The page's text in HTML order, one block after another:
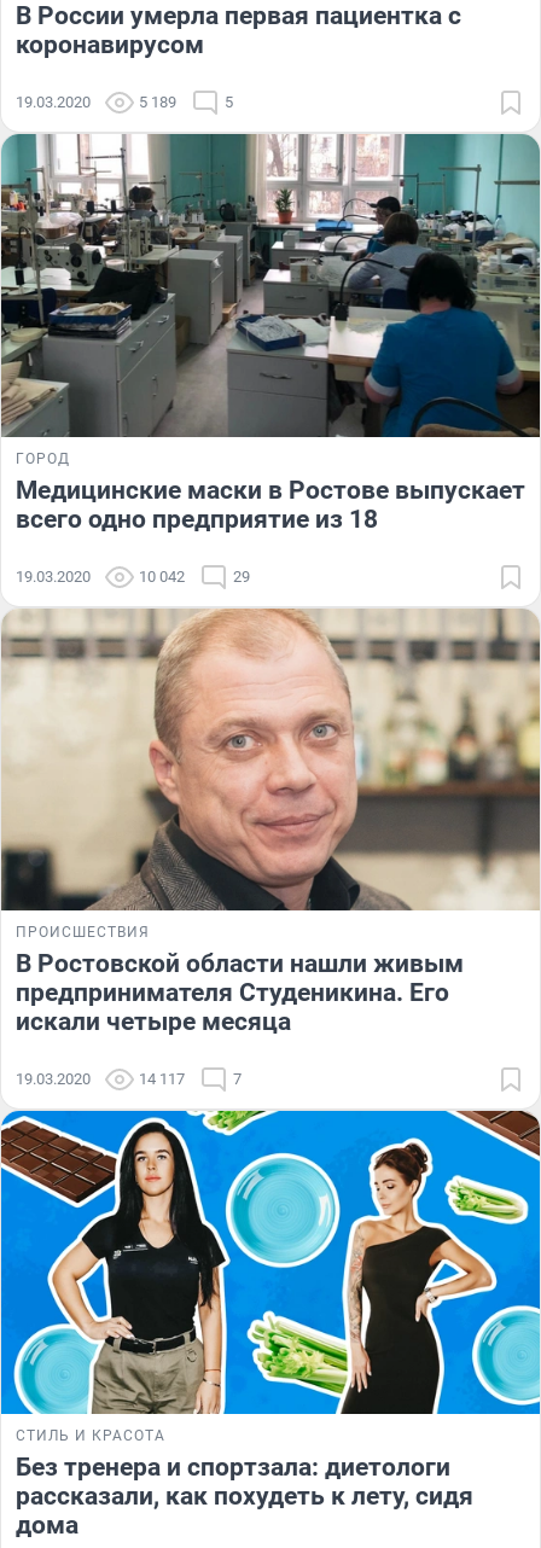
В России умерла первая пациентка с
коронавирусом
19.03.2020 5 189 5
ГОРОД
Медицинские маски в Ростове выпускает
всего одно предприятие из 18
19.03.2020 10 042 29
ПРОИСШЕСТВИЯ
В Ростовской области нашли живым
предпринимателя Студеникина. Его
искали четыре месяца
19.03.2020 14 117 7
СТИЛЬ И КРАСОТА
Без тренера и спортзала: диетологи
рассказали, как похудеть к лету, сидя
дома